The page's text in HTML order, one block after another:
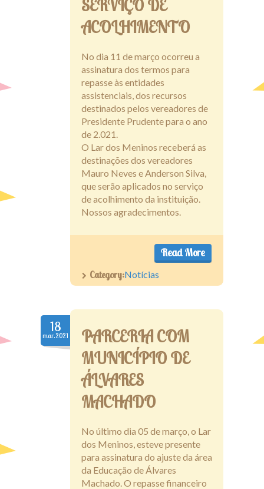
SERVIÇO DE
ACOLHIMENTO
No dia 11 de março ocorreu a
assinatura dos termos para
repasse às entidades
assistenciais, dos recursos
destinados pelos vereadores de
Presidente Prudente para o ano
de 2.021.
O Lar dos Meninos receberá as
destinações dos vereadores
Mauro Neves e Anderson Silva,
que serão aplicados no serviço
de acolhimento da instituição.
Nossos agradecimentos.
Read More
Category:Notícias
18
mar.2021
PARCERIA COM
MUNICÍPIO DE
ÁLVARES
MACHADO
No último dia 05 de março, o Lar
dos Meninos, esteve presente
para assinatura do ajuste da área
da Educação de Álvares
Machado. O repasse financeiro